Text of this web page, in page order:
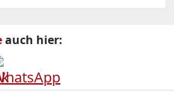
auch hier: